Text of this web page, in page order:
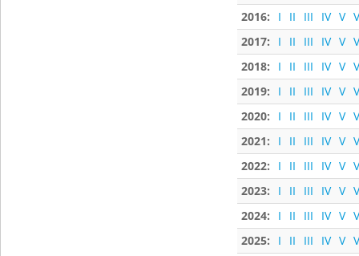
2016:
I II III IV V
2017:
I II III IV V
2018:
I II III IV V
2019:
I II III IV V
2020:
I II III IV V
2021:
I II III IV V
2022:
I II III IV V
2023:
I II III IV V
2024:
I II III IV V
2025:
I II III IV V